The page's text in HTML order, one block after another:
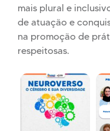
mais plural e
de atuação e
na promoção de
respeitosas.